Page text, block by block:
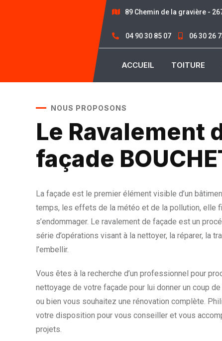
89 Chemin de la gravière -
04 90 30 85 07 06 30 26
ACCUEIL TOITURE
NOUS PROPOSONS
Le Ravalement
façade
La façade est le premier élément visible d’un
temps, les effets de la météo et de la pollution, elle
s’endommager. Le ravalement de façade est un
série d’opérations visant à la nettoyer, la réparer, la
l’embellir.
Vous êtes à la recherche d’un professionnel pour
nettoyage de votre façade pour lui donner un coup
ou bien vous souhaitez une rénovation complète.
votre disposition pour vous conseiller et vous
projets.